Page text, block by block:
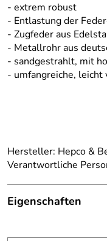
- extrem robust
- Entlastung der
- Zugfeder aus
- Metallrohr aus
- sandgestrahlt, mit
- umfangreiche,
Hersteller: Hepco &
Verantwortliche
Eigenschaften